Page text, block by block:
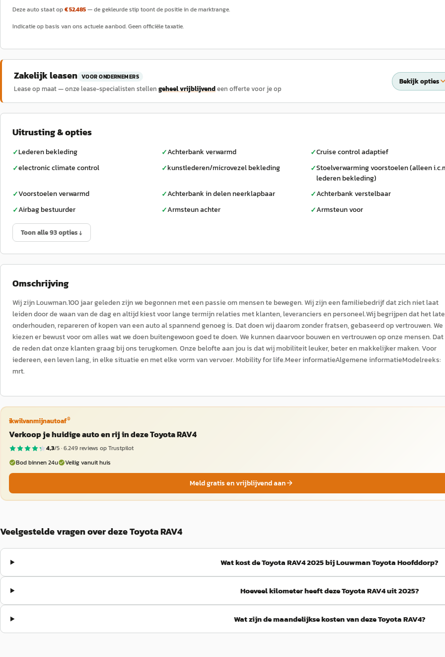
Deze auto staat op€ 52.485— de gekleurde stip toont de positie in de marktrange.
Indicatie op basis van ons actuele aanbod. Geen officiële taxatie.
Zakelijk leasen VOOR ONDERNEMERS
Lease op maat — onze lease-specialisten stellen geheel vrijblijvendeen offerte voor je op
Bekijk opties
Uitrusting & opties
✓Lederen bekleding ✓Achterbank verwarmd ✓Cruise control adaptief
✓electronic climate control ✓kunstlederen/microvezel bekleding ✓Stoelverwarming voorstoelen (alleen
lederen bekleding)
✓Voorstoelen verwarmd ✓Achterbank in delen neerklapbaar ✓Achterbank verstelbaar
✓Airbag bestuurder ✓Armsteun achter ✓Armsteun voor
Toon alle 93 opties ↓
Omschrijving
Wij zijn Louwman.100 jaar geleden zijn we begonnen met een passie om mensen te bewegen. Wij zijn een familiebedrijf dat zich niet laat
leiden door de waan van de dag en altijd kiest voor lange termijn relaties met klanten, leveranciers en personeel.Wij begrijpen dat het
onderhouden, repareren of kopen van een auto al spannend genoeg is. Dat doen wij daarom zonder fratsen, gebaseerd op vertrouwen. We
kiezen er bewust voor om alles wat we doen buitengewoon goed te doen. We kunnen daarvoor bouwen en vertrouwen op onze mensen. Dat
de reden dat onze klanten graag bij ons terugkomen. Onze belofte aan jou is dat wij mobiliteit leuker, beter en makkelijker maken. Voor
iedereen, een leven lang, in elke situatie en met elke vorm van vervoer. Mobility for life.Meer informatieAlgemene informatieModelreeks:
mrt.
ikwilvanmijnautoaf®
Verkoop je huidige auto en rij in deze Toyota RAV4
4,3/5 ·6.249reviews op Trustpilot
Bod binnen 24u
Veilig vanuit huis
Meld gratis en vrijblijvend aan
Veelgestelde vragen over deze Toyota RAV4
Wat kost de Toyota RAV4 2025 bij Louwman Toyota Hoofddorp?
Hoeveel kilometer heeft deze Toyota RAV4 uit 2025?
Wat zijn de maandelijkse kosten van deze Toyota RAV4?